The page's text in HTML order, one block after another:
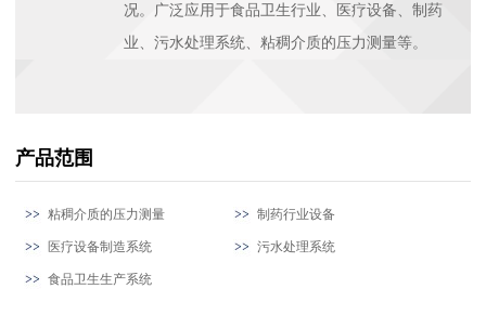
况。广泛应用于食品卫生行业、医疗设备、制药
业、污水处理系统、粘稠介质的压力测量等。
产品范围
粘稠介质的压力测量 制药行业设备
医疗设备制造系统 污水处理系统
食品卫生生产系统